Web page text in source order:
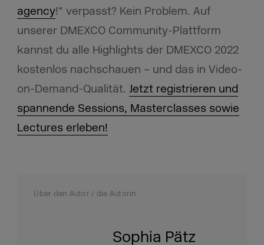
agency!“ verpasst? Kein Problem. Auf
unserer DMEXCO Community-Plattform
kannst du alle Highlights der DMEXCO 2022
kostenlos nachschauen – und das in Video-
on-Demand-Qualität. Jetzt registrieren und
spannende Sessions, Masterclasses sowie
Lectures erleben!
Über den Autor / die Autorin
Sophia Pätz